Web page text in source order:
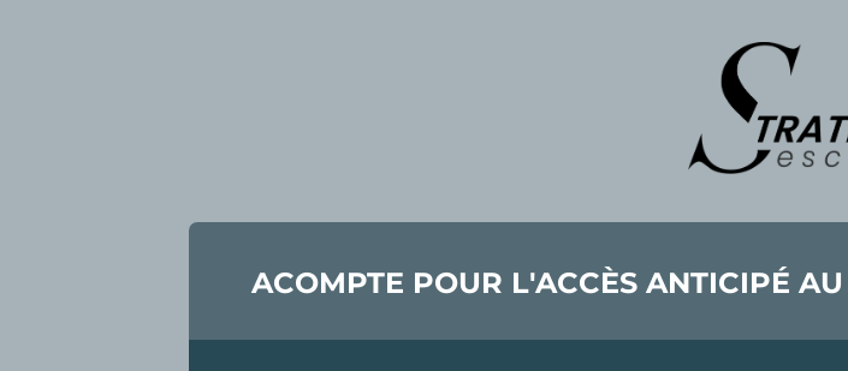
ACOMPTE POUR L'ACCÈS ANTICIPÉ